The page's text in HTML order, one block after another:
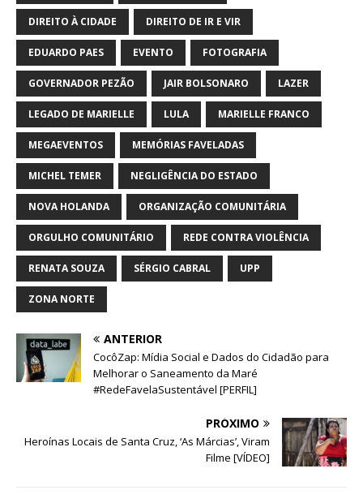
DIREITO À CIDADE DIREITO DE IR E VIR
EDUARDO PAES EVENTO FOTOGRAFIA
GOVERNADOR PEZÃO JAIR BOLSONARO LAZER
LEGADO DE MARIELLE LULA MARIELLE FRANCO
MEGAEVENTOS MEMÓRIAS FAVELADAS
MICHEL TEMER NEGLIGÊNCIA DO ESTADO
NOVA HOLANDA ORGANIZAÇÃO COMUNITÁRIA
ORGULHO COMUNITÁRIO REDE CONTRA VIOLÊNCIA
RENATA SOUZA SÉRGIO CABRAL UPP
ZONA NORTE
ANTERIOR
CocôZap: Mídia Social e Dados do Cidadão para
Melhorar o Saneamento da Maré
#RedeFavelaSustentável [PERFIL]
PRÓXIMO
Heroínas Locais de Santa Cruz, ‘As Márcias’, Viram
Filme [VÍDEO]